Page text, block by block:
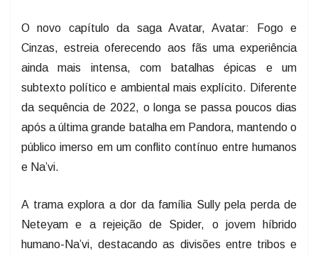
O novo capítulo da saga Avatar, Avatar: Fogo e
Cinzas, estreia oferecendo aos fãs uma experiência
ainda mais intensa, com batalhas épicas e um
subtexto político e ambiental mais explícito. Diferente
da sequência de 2022, o longa se passa poucos dias
após a última grande batalha em Pandora, mantendo o
público imerso em um conflito contínuo entre humanos
e Na’vi.
A trama explora a dor da família Sully pela perda de
Neteyam e a rejeição de Spider, o jovem híbrido
humano-Na’vi, destacando as divisões entre tribos e